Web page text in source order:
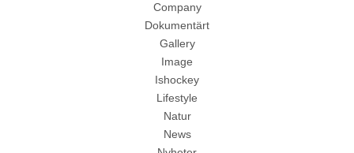
Company
Dokumentärt
Gallery
Image
Ishockey
Lifestyle
Natur
News